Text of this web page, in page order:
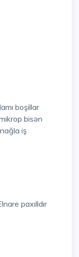
boşillar
bisən
iş
paxılldır